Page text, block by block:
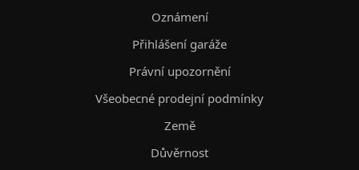
Oznámení
Přihlášení garáže
Právní upozornění
Všeobecné prodejní podmínky
Země
Důvěrnost